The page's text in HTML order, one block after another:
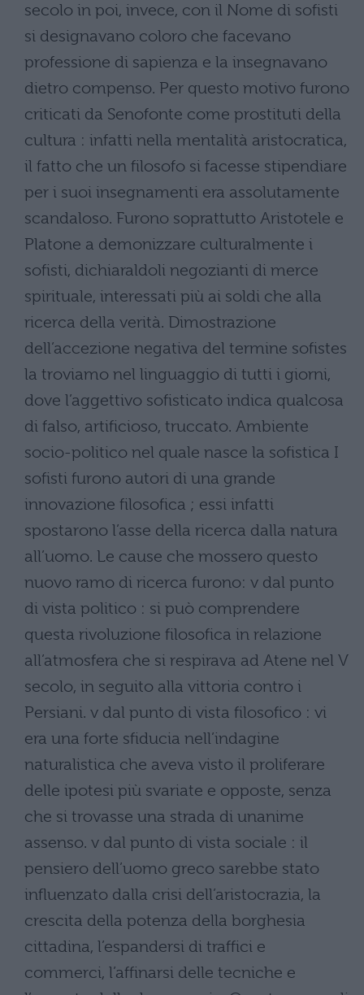
secolo in poi, invece, con il Nome di sofisti
si designavano coloro che facevano
professione di sapienza e la insegnavano
dietro compenso. Per questo motivo furono
criticati da Senofonte come prostituti della
cultura : infatti nella mentalità aristocratica,
il fatto che un filosofo si facesse stipendiare
per i suoi insegnamenti era assolutamente
scandaloso. Furono soprattutto Aristotele e
Platone a demonizzare culturalmente i
sofisti, dichiaraldoli negozianti di merce
spirituale, interessati più ai soldi che alla
ricerca della verità. Dimostrazione
dell’accezione negativa del termine sofistes
la troviamo nel linguaggio di tutti i giorni,
dove l’aggettivo sofisticato indica qualcosa
di falso, artificioso, truccato. Ambiente
socio-politico nel quale nasce la sofistica I
sofisti furono autori di una grande
innovazione filosofica ; essi infatti
spostarono l’asse della ricerca dalla natura
all’uomo. Le cause che mossero questo
nuovo ramo di ricerca furono: v dal punto
di vista politico : si può comprendere
questa rivoluzione filosofica in relazione
all’atmosfera che si respirava ad Atene nel V
secolo, in seguito alla vittoria contro i
Persiani. v dal punto di vista filosofico : vi
era una forte sfiducia nell’indagine
naturalistica che aveva visto il proliferare
delle ipotesi più svariate e opposte, senza
che si trovasse una strada di unanime
assenso. v dal punto di vista sociale : il
pensiero dell’uomo greco sarebbe stato
influenzato dalla crisi dell’aristocrazia, la
crescita della potenza della borghesia
cittadina, l’espandersi di traffici e
commerci, l’affinarsi delle tecniche e